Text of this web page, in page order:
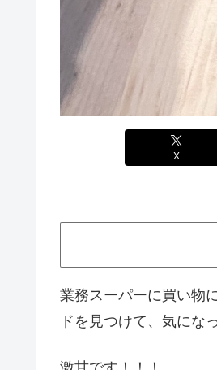
X
業務スーパーに買い物
ドを見つけて、気にな